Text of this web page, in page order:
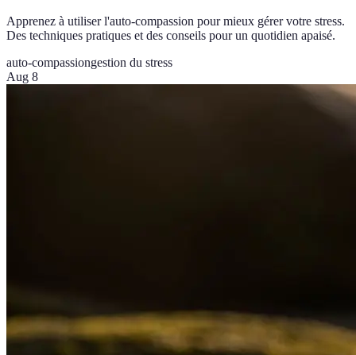
Apprenez à utiliser l'auto-compassion pour mieux gérer votre stress.
Des techniques pratiques et des conseils pour un quotidien apaisé.
auto-compassiongestion du stress
Aug 8